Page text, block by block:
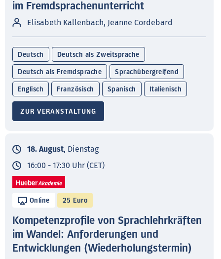
im Fremdsprachenunterricht
Elisabeth Kallenbach, Jeanne Cordebard
Deutsch Deutsch als Zweitsprache
Deutsch als Fremdsprache Sprachübergreifend
Englisch Französisch Spanisch Italienisch
ZUR VERANSTALTUNG
18. August, Dienstag
16:00 - 17:30 Uhr (CET)
Online 25 Euro
Kompetenzprofile von Sprachlehrkräften
im Wandel: Anforderungen und
Entwicklungen (Wiederholungstermin)